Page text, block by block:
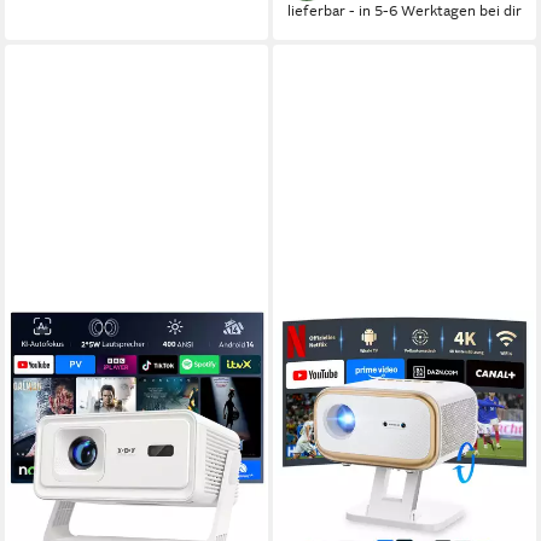
lieferbar - in 5-6 Werktagen bei dir